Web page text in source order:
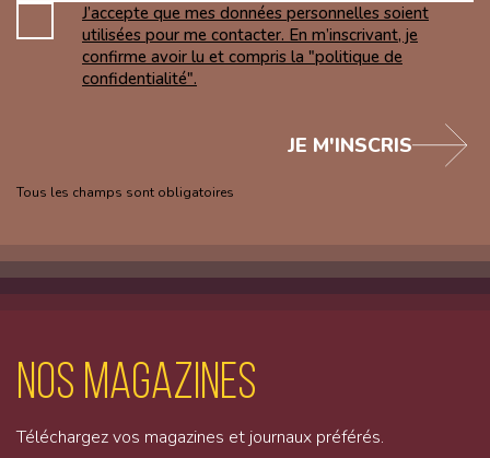
J’accepte que mes données personnelles soient
utilisées pour me contacter. En m’inscrivant, je
confirme avoir lu et compris la "politique de
confidentialité".
Tous les champs sont obligatoires
JE M'INSCRIS
Nos magazines
Téléchargez vos magazines et journaux préférés.